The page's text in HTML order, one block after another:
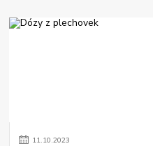
11.10.2023